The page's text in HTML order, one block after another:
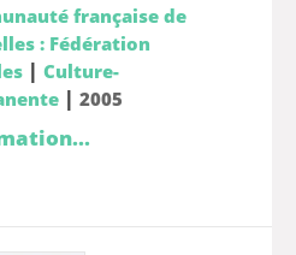
française de
: Fédération
| Culture-
| 2005